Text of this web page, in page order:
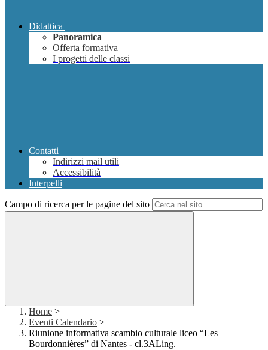
Didattica
Panoramica
Offerta formativa
I progetti delle classi
Contatti
Indirizzi mail utili
Accessibilità
Interpelli
Campo di ricerca per le pagine del sito
Home >
Eventi Calendario >
Riunione informativa scambio culturale liceo “Les
Bourdonnières” di Nantes - cl.3ALing.